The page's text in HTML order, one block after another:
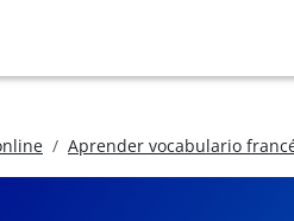
Aprender vocabulario